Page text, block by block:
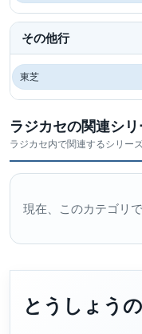
その他行
東芝
ラジカセの関連シ
ラジカセ内で関連するシリー
現在、このカテゴリ
とうしょう